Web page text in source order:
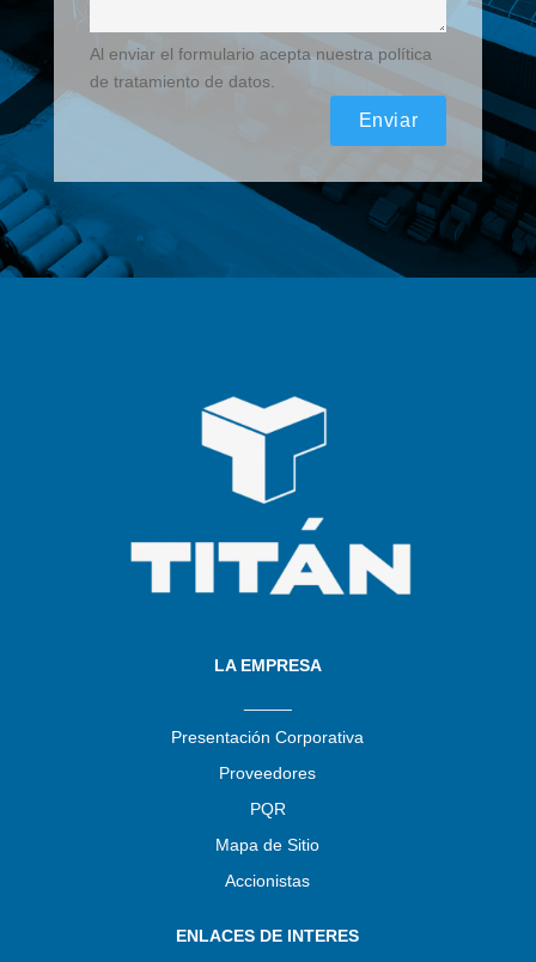
Al enviar el formulario acepta nuestra política
de tratamiento de datos.
LA EMPRESA
Presentación Corporativa
Proveedores
PQR
Mapa de Sitio
Accionistas
ENLACES DE INTERES